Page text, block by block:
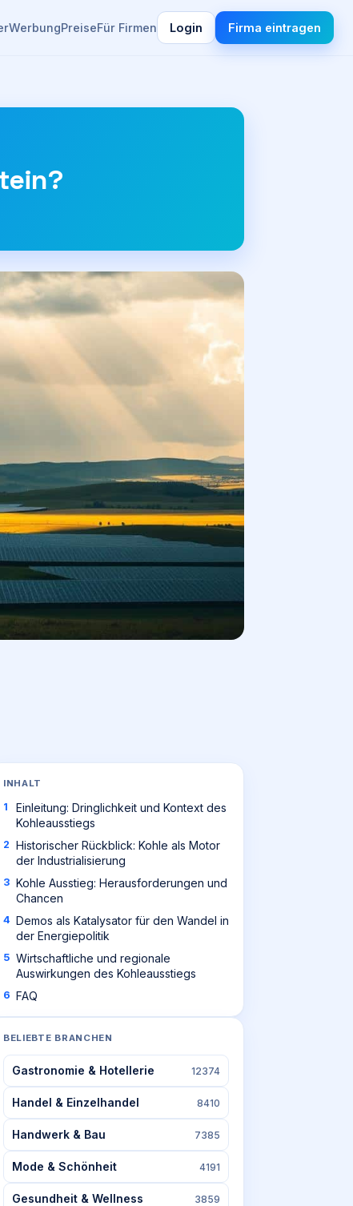
WerbungPreiseFür Firmen Login Firma eintragen
INHALT
Einleitung: Dringlichkeit und Kontext des
Kohleausstiegs
Historischer Rückblick: Kohle als Motor
der Industrialisierung
Kohle Ausstieg: Herausforderungen und
Chancen
Demos als Katalysator für den Wandel in
der Energiepolitik
Wirtschaftliche und regionale
Auswirkungen des Kohleausstiegs
FAQ
BELIEBTE BRANCHEN
Gastronomie & Hotellerie 12374
Handel & Einzelhandel 8410
Handwerk & Bau 7385
Mode & Schönheit 4191
Gesundheit & Wellness 3859